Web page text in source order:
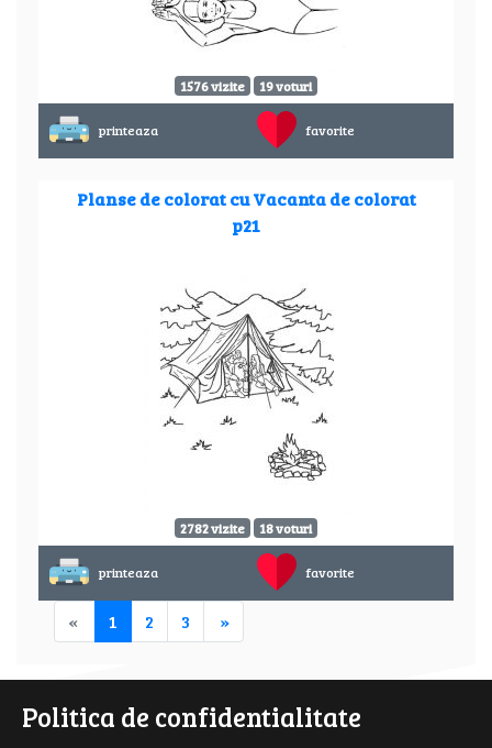
1576 vizite 19 voturi
printeaza favorite
Planse de colorat cu Vacanta de colorat
p21
2782 vizite 18 voturi
printeaza favorite
« 1 2 3 »
Politica de confidentialitate